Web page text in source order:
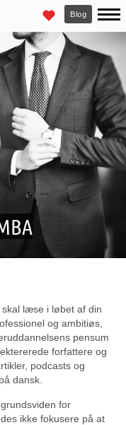
Blog
skal læse i løbet af din
og ambitiøs,
pensum
forfattere og
podcasts og
dansk.
for
ikke fokusere på at